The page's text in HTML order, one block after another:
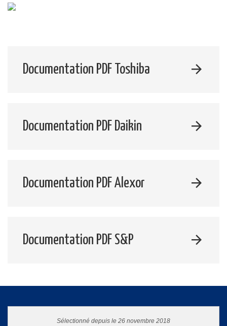
Documentation PDF Toshiba
Documentation PDF Daikin
Documentation PDF Alexor
Documentation PDF S&P
Sélectionné depuis le 26 novembre 2018